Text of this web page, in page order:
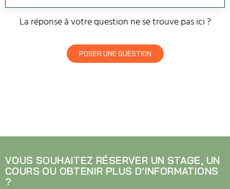
La réponse à votre question ne se trouve pas ici ?
POSER UNE QUESTION
VOUS SOUHAITEZ RÉSERVER UN STAGE, UN
COURS OU OBTENIR PLUS D’INFORMATIONS
?